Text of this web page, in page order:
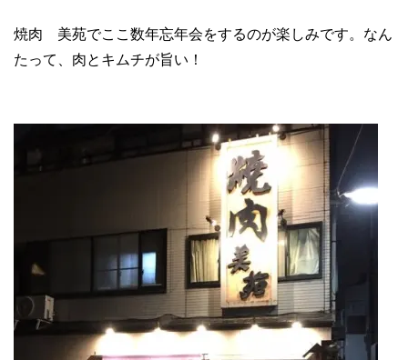
焼肉 美苑でここ数年忘年会をするのが楽しみです。なん
たって、肉とキムチが旨い！